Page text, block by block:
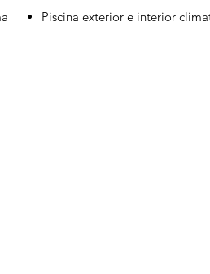
Piscina exterior e interior